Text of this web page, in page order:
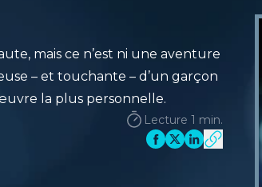
mais ce n’est ni une aventure
– et touchante – d’un garçon
la plus personnelle.
Lecture 1 min.